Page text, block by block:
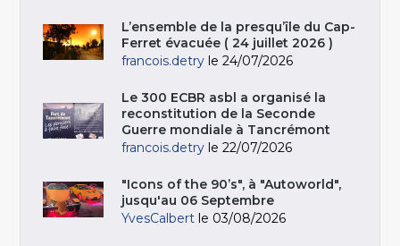
L’ensemble de la presqu’île du Cap-
Ferret évacuée ( 24 juillet 2026 )
francois.detry le 24/07/2026
Le 300 ECBR asbl a organisé la
reconstitution de la Seconde
Guerre mondiale à Tancrémont
francois.detry le 22/07/2026
"Icons of the 90’s", à "Autoworld",
jusqu'au 06 Septembre
YvesCalbert le 03/08/2026